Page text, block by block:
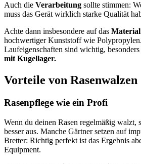
Auch die Verarbeitung sollte stimmen:
muss das Gerät wirklich starke Qualität
Achte dann insbesondere auf das
hochwertiger Kunststoff wie
Laufeigenschaften sind wichtig,
mit Kugellager.
Vorteile von Rasenwalzen
Rasenpflege wie ein Profi
Wenn du deinen Rasen regelmäßig walzt,
besser aus. Manche Gärtner setzen auf
Bretter: Richtig perfekt ist das Ergebnis
Equipment.